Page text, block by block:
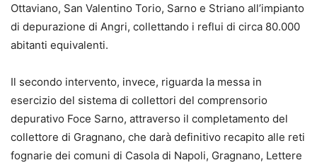
Ottaviano, San Valentino Torio, Sarno e Striano all’impianto
di depurazione di Angri, collettando i reflui di circa 80.000
abitanti equivalenti.
Il secondo intervento, invece, riguarda la messa in
esercizio del sistema di collettori del comprensorio
depurativo Foce Sarno, attraverso il completamento del
collettore di Gragnano, che darà definitivo recapito alle reti
fognarie dei comuni di Casola di Napoli, Gragnano, Lettere